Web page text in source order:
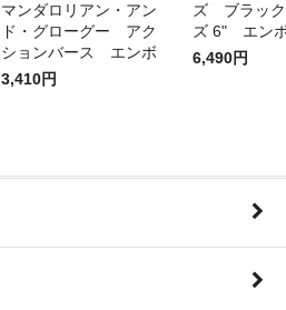
マンダロリアン・アン
ド・グローグー アク
ションバース エンボ
3,410円
ズ ブラック
ズ 6" エン
6,490円